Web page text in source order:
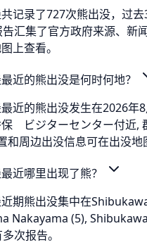
记录了727次熊出没，过
汇集了官方政府来源、新
上查看。
近的熊出没是何时何地？
近的熊出没发生在2026年
ビジターセンター付近,
和周边出没信息可在出没地
近哪里出现了熊？
期熊出没集中在
Nakayama (5),
次报告。